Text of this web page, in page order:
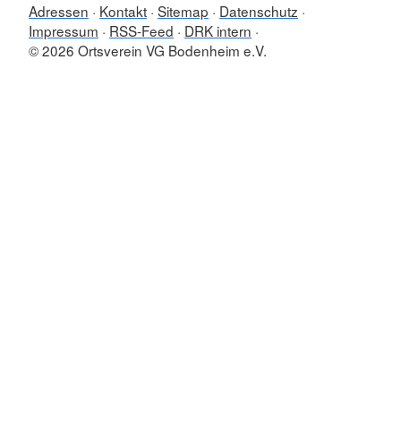
Adressen Kontakt Sitemap
Datenschutz
Impressum
RSS-Feed
DRK intern
© 2026 Ortsverein VG Bodenheim e.V.